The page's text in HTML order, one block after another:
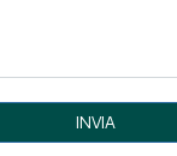
INVIA